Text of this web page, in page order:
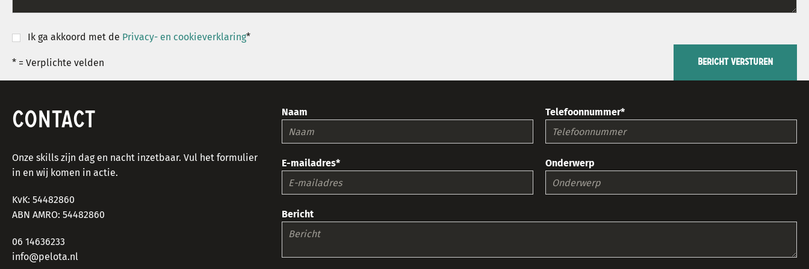
Ik ga akkoord met de Privacy- en cookieverklaring*
* = Verplichte velden BERICHT VERSTUREN
CONTACT
Onze skills zijn dag en nacht inzetbaar. Vul het formulier
in en wij komen in actie.
KvK: 54482860
ABN AMRO: 54482860
06 14636233
info@pelota.nl
Naam Telefoonnummer*
E-mailadres* Onderwerp
Bericht